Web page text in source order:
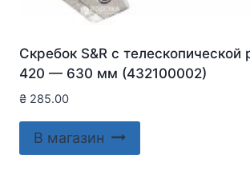
Скребок S&R с телескопической
420 — 630 мм (432100002)
₴ 285.00
В магазин